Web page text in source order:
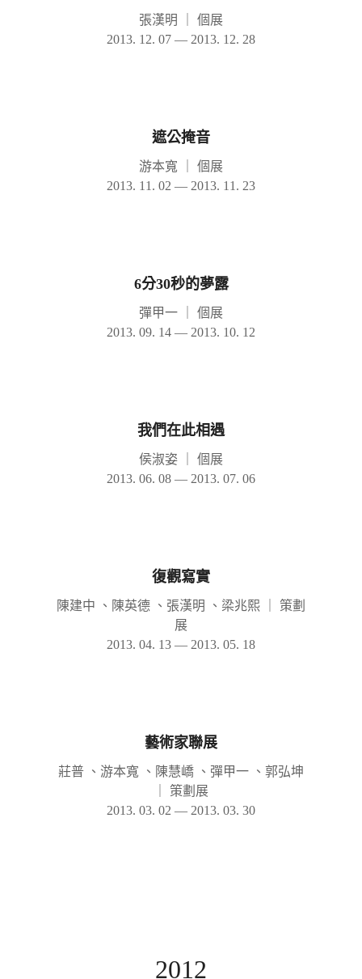
張漢明
個展
2013. 12. 07 — 2013. 12. 28
遮公掩音
游本寬
個展
2013. 11. 02 — 2013. 11. 23
6分30秒的夢露
彈甲一
個展
2013. 09. 14 — 2013. 10. 12
我們在此相遇
侯淑姿
個展
2013. 06. 08 — 2013. 07. 06
復觀寫實
陳建中 、陳英德 、張漢明 、梁兆熙
策劃
展
2013. 04. 13 — 2013. 05. 18
藝術家聯展
莊普 、游本寬 、陳慧嶠 、彈甲一 、郭弘坤
策劃展
2013. 03. 02 — 2013. 03. 30
2012